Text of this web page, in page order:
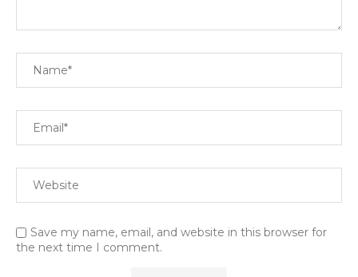
Save my name, email, and website in this browser for
the next time I comment.